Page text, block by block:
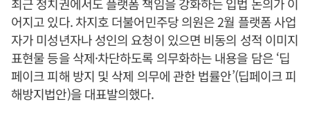
어지고 있다. 차지호 더불어민주당 의원은 2월 플랫폼 사업
자가 미성년자나 성인의 요청이 있으면 비동의 성적 이미지
표현물 등을 삭제·차단하도록 의무화하는 내용을 담은 ‘딥
페이크 피해 방지 및 삭제 의무에 관한 법률안’(딥페이크 피
해방지법안)을 대표발의했다.